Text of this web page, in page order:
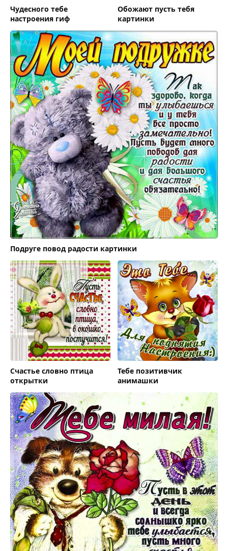
Чудесного тебе
настроения гиф
Обожают пусть тебя
картинки
Подруге повод радости картинки
Счастье словно птица
открытки
Тебе позитивчик
анимашки